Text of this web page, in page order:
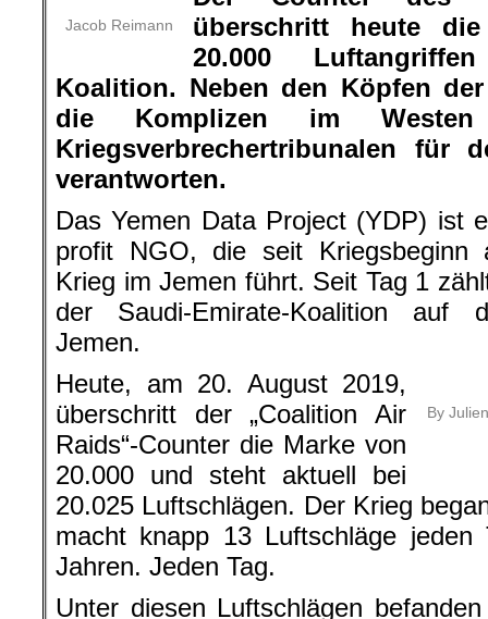
Jacob Reimann
überschritt heute
20.000
Koalition. Neben den Köpfen
die Komplizen im Westen
Kriegsverbrechertribunalen für
verantworten.
Das Yemen Data Project (YDP) ist
profit NGO, die seit Kriegsbeginn
Krieg im Jemen führt. Seit Tag 1
der Saudi-Emirate-Koalition auf
Jemen.
By
Heute, am 20. August 2019,
überschritt der „Coalition Air
Raids“-Counter die Marke von
20.000 und steht aktuell bei
20.025 Luftschlägen. Der Krieg
macht knapp 13 Luftschläge jeden
Jahren. Jeden Tag.
Unter diesen Luftschlägen